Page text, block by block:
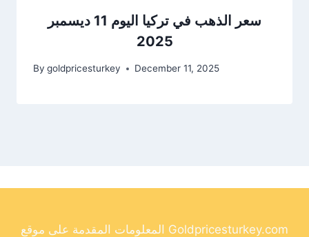
سعر الذهب في تركيا اليوم 11 ديسمبر
2025
By goldpricesturkey December 11, 2025
المعلومات المقدمة على موقع Goldpricesturkey.com